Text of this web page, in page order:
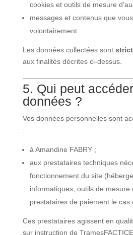
cookies et outils de mesure
messages et contenus que
volontairement.
Les données collectées sont
aux finalités décrites ci-dessus.
5. Qui peut
données ?
Vos données personnelles sont
:
à Amandine FABRY ;
aux prestataires techniques
fonctionnement du site
informatiques, outils de mesure
prestataires de paiement le cas
Ces prestataires agissent en
sur instruction de